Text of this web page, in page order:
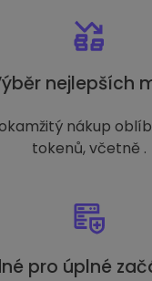
nejlepších
nákup
tokenů, včetně .
pro úplné